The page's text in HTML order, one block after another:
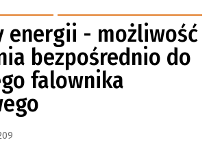
energii - możliwość
bezpośrednio do
falownika